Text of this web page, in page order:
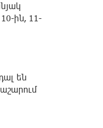
ին, 11-
են